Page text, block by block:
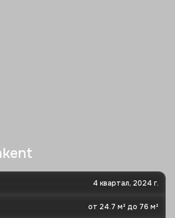
4 квартал, 2024 г.
от 24.7 м² до 76 м²